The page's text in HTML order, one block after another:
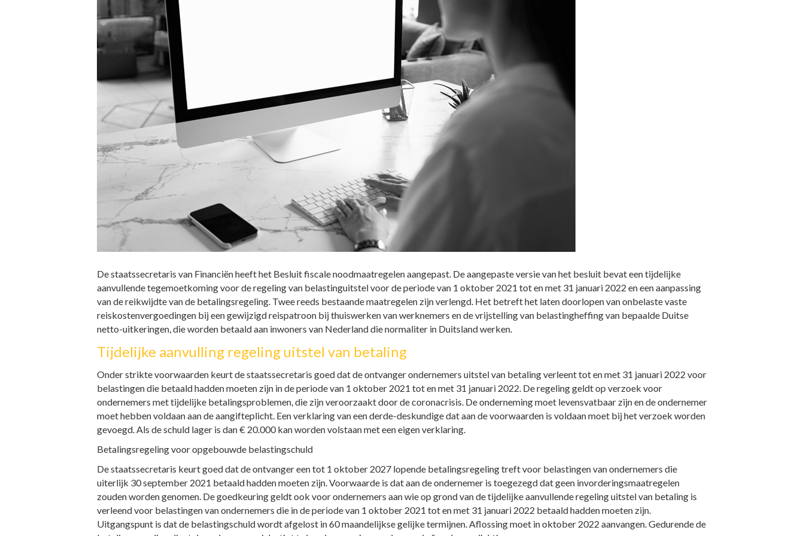
De staatssecretaris van Financiën heeft het Besluit fiscale noodmaatregelen aangepast. De aangepaste versie van het besluit bevat een tijdelijke
aanvullende tegemoetkoming voor de regeling van belastinguitstel voor de periode van 1 oktober 2021 tot en met 31 januari 2022 en een aanpassing
van de reikwijdte van de betalingsregeling. Twee reeds bestaande maatregelen zijn verlengd. Het betreft het laten doorlopen van onbelaste vaste
reiskostenvergoedingen bij een gewijzigd reispatroon bij thuiswerken van werknemers en de vrijstelling van belastingheffing van bepaalde Duitse
netto-uitkeringen, die worden betaald aan inwoners van Nederland die normaliter in Duitsland werken.
Tijdelijke aanvulling regeling uitstel van betaling
Onder strikte voorwaarden keurt de staatssecretaris goed dat de ontvanger ondernemers uitstel van betaling verleent tot en met 31 januari 2022 voor
belastingen die betaald hadden moeten zijn in de periode van 1 oktober 2021 tot en met 31 januari 2022. De regeling geldt op verzoek voor
ondernemers met tijdelijke betalingsproblemen, die zijn veroorzaakt door de coronacrisis. De onderneming moet levensvatbaar zijn en de ondernemer
moet hebben voldaan aan de aangifteplicht. Een verklaring van een derde-deskundige dat aan de voorwaarden is voldaan moet bij het verzoek worden
gevoegd. Als de schuld lager is dan € 20.000 kan worden volstaan met een eigen verklaring.
Betalingsregeling voor opgebouwde belastingschuld
De staatssecretaris keurt goed dat de ontvanger een tot 1 oktober 2027 lopende betalingsregeling treft voor belastingen van ondernemers die
uiterlijk 30 september 2021 betaald hadden moeten zijn. Voorwaarde is dat aan de ondernemer is toegezegd dat geen invorderingsmaatregelen
zouden worden genomen. De goedkeuring geldt ook voor ondernemers aan wie op grond van de tijdelijke aanvullende regeling uitstel van betaling is
verleend voor belastingen van ondernemers die in de periode van 1 oktober 2021 tot en met 31 januari 2022 betaald hadden moeten zijn.
Uitgangspunt is dat de belastingschuld wordt afgelost in 60 maandelijkse gelijke termijnen. Aflossing moet in oktober 2022 aanvangen. Gedurende de